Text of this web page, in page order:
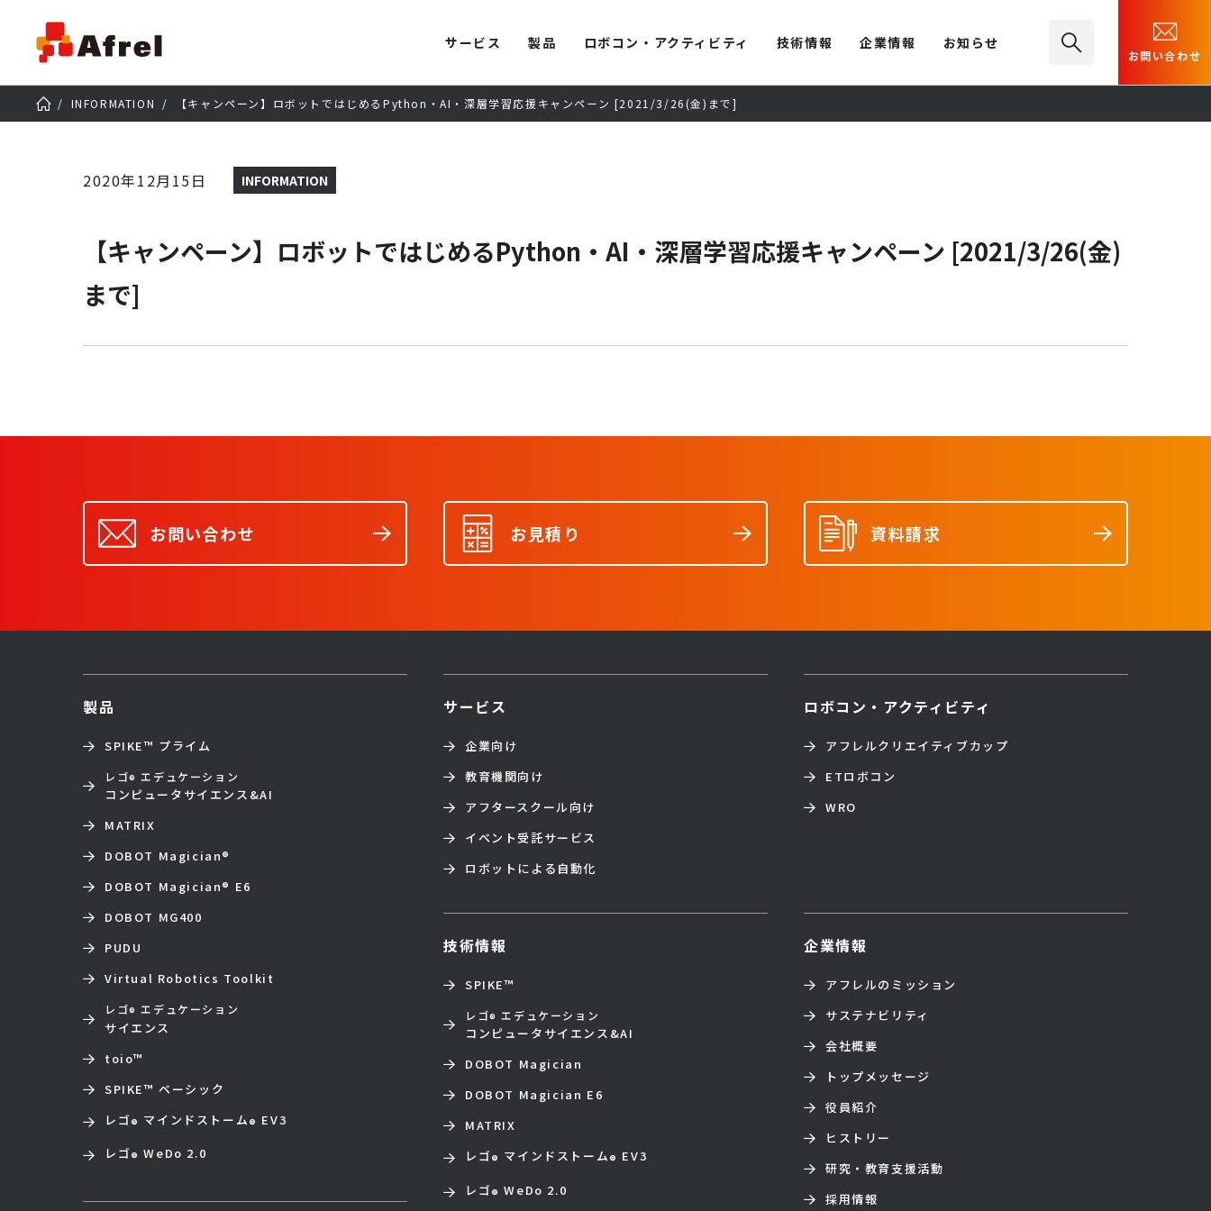
サービス 製品 ロボコン・アクティビティ 技術情報 企業情報 お知らせ
お問い合わせ
INFORMATION 【キャンペーン】ロボットではじめるPython・AI・深層学習応援キャンペーン [2021/3/26(金)まで]
2020年12月15日 INFORMATION
【キャンペーン】ロボットではじめるPython・AI・深層学習応援キャンペーン [2021/3/26(金)
まで]
お問い合わせ お見積り 資料請求
サービス
企業向け
教育機関向け
アフタースクール向け
イベント受託サービス
ロボットによる自動化
製品
SPIKE™ プライム
レゴ® エデュケーション
コンピュータサイエンス&AI
MATRIX
DOBOT Magician®
DOBOT Magician® E6
DOBOT MG400
PUDU
Virtual Robotics Toolkit
レゴ® エデュケーション
サイエンス
toio™
SPIKE™ ベーシック
レゴ® マインドストーム® EV3
レゴ® WeDo 2.0
ロボコン・アクティビティ
アフレルクリエイティブカップ
ETロボコン
WRO
技術情報
SPIKE™
レゴ® エデュケーション
コンピュータサイエンス&AI
DOBOT Magician
DOBOT Magician E6
MATRIX
レゴ® マインドストーム® EV3
レゴ® WeDo 2.0
企業情報
アフレルのミッション
サステナビリティ
会社概要
トップメッセージ
役員紹介
ヒストリー
研究・教育支援活動
採用情報